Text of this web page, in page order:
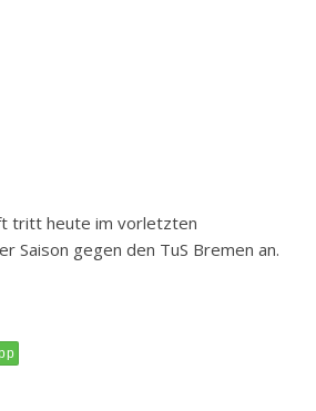
tritt heute im vorletzten
Saison gegen den TuS Bremen an.